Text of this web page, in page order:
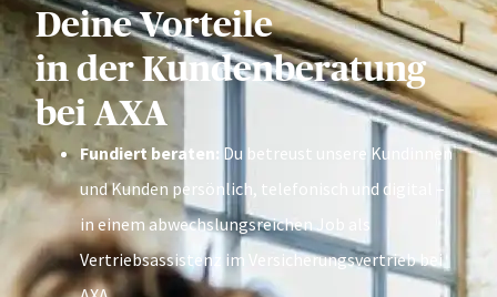
Deine Vorteile
in der Kundenberatung
bei AXA
Fundiert beraten: Du betreust unsere Kundinnen
und Kunden persönlich, telefonisch und digital –
in einem abwechslungsreichen Job als
Vertriebsassistenz im Versicherungsvertrieb bei